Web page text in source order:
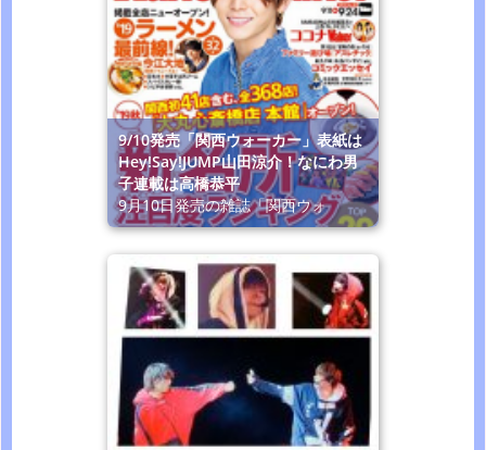
9/10発売「関西ウォーカー」表紙は
Hey!Say!JUMP山田涼介！なにわ男
子連載は高橋恭平
9月10日発売の雑誌「関西ウォ